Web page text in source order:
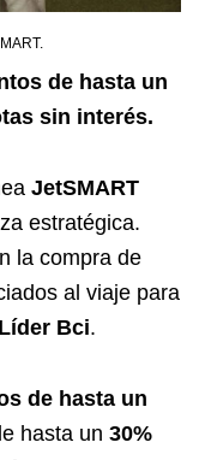
de hasta un
sin interés.
JetSMART
estratégica.
la compra de
al viaje para
Bci.
de hasta un
hasta un 30%